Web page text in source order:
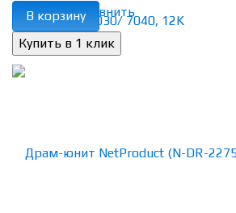
избранное сравнить
В корзину